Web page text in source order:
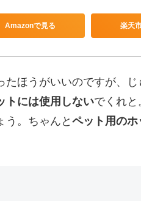
Amazonで見る 楽天
ほうがいいのですが、じ
トには使用しないでくれと
う。ちゃんと ペット用のホ